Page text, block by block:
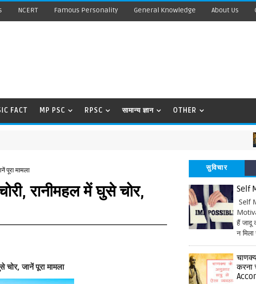
NCERT Famous Personality General Knowledge About Us
FACT MP PSC RPSC सामान्य ज्ञान OTHER
पूरा मामला
रानीमहल में घुसे चोर,
जानें पूरा मामला
सुविचार
Self
Self
हैं जादू
न मिला
करना